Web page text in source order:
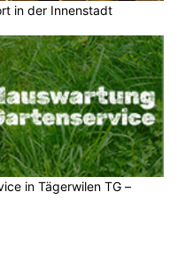
in der Innenstadt
in Tägerwilen TG –